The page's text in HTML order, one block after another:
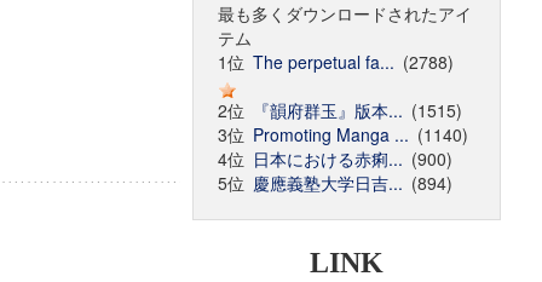
最も多くダウンロードされたアイ
テム
1位 The perpetual fa... (2788)
2位
『韻府群玉』版本... (1515)
3位 Promoting Manga ... (1140)
4位 日本における赤痢... (900)
5位 慶應義塾大学日吉... (894)
LINK